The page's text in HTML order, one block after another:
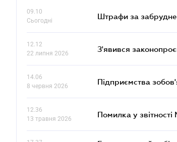
09.10
Сьогодні
Штрафи за
12.12
22 липня 2026
З'явився
14.06
8 червня 2026
Підприємства
12.36
13 травня 2026
Помилка у